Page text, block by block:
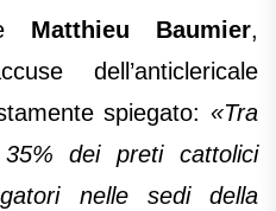
Matthieu Baumier,
dell’anticlericale
spiegato: «Tra
dei preti cattolici
nelle sedi della